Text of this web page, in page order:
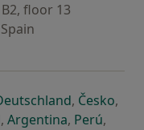
floor 13
novo separador
num novoabre num
, Česko,
separador
novo separador
abre num novo
, Argentinaabre num
, Perúabre
,